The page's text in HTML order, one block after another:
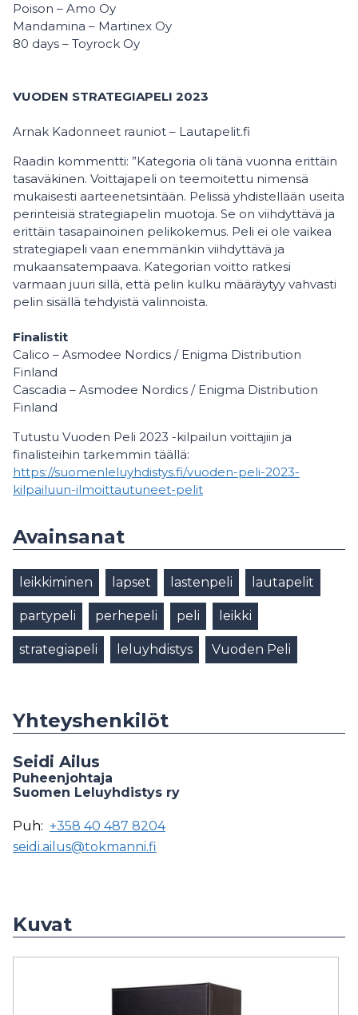
Poison – Amo Oy
Mandamina – Martinex Oy
80 days – Toyrock Oy
VUODEN STRATEGIAPELI 2023
Arnak Kadonneet rauniot – Lautapelit.fi
Raadin kommentti: ”Kategoria oli tänä vuonna erittäin
tasaväkinen. Voittajapeli on teemoitettu nimensä
mukaisesti aarteenetsintään. Pelissä yhdistellään useita
perinteisiä strategiapelin muotoja. Se on viihdyttävä ja
erittäin tasapainoinen pelikokemus. Peli ei ole vaikea
strategiapeli vaan enemmänkin viihdyttävä ja
mukaansatempaava. Kategorian voitto ratkesi
varmaan juuri sillä, että pelin kulku määräytyy vahvasti
pelin sisällä tehdyistä valinnoista.
Finalistit
Calico – Asmodee Nordics / Enigma Distribution
Finland
Cascadia – Asmodee Nordics / Enigma Distribution
Finland
Tutustu Vuoden Peli 2023 -kilpailun voittajiin ja
finalisteihin tarkemmin täällä:
https://suomenleluyhdistys.fi/vuoden-peli-2023-
kilpailuun-ilmoittautuneet-pelit
Avainsanat
leikkiminen lapset lastenpeli lautapelit
partypeli perhepeli peli leikki
strategiapeli leluyhdistys Vuoden Peli
Yhteyshenkilöt
Seidi Ailus
Puheenjohtaja
Suomen Leluyhdistys ry
Puh: +358 40 487 8204
seidi.ailus@tokmanni.fi
Kuvat